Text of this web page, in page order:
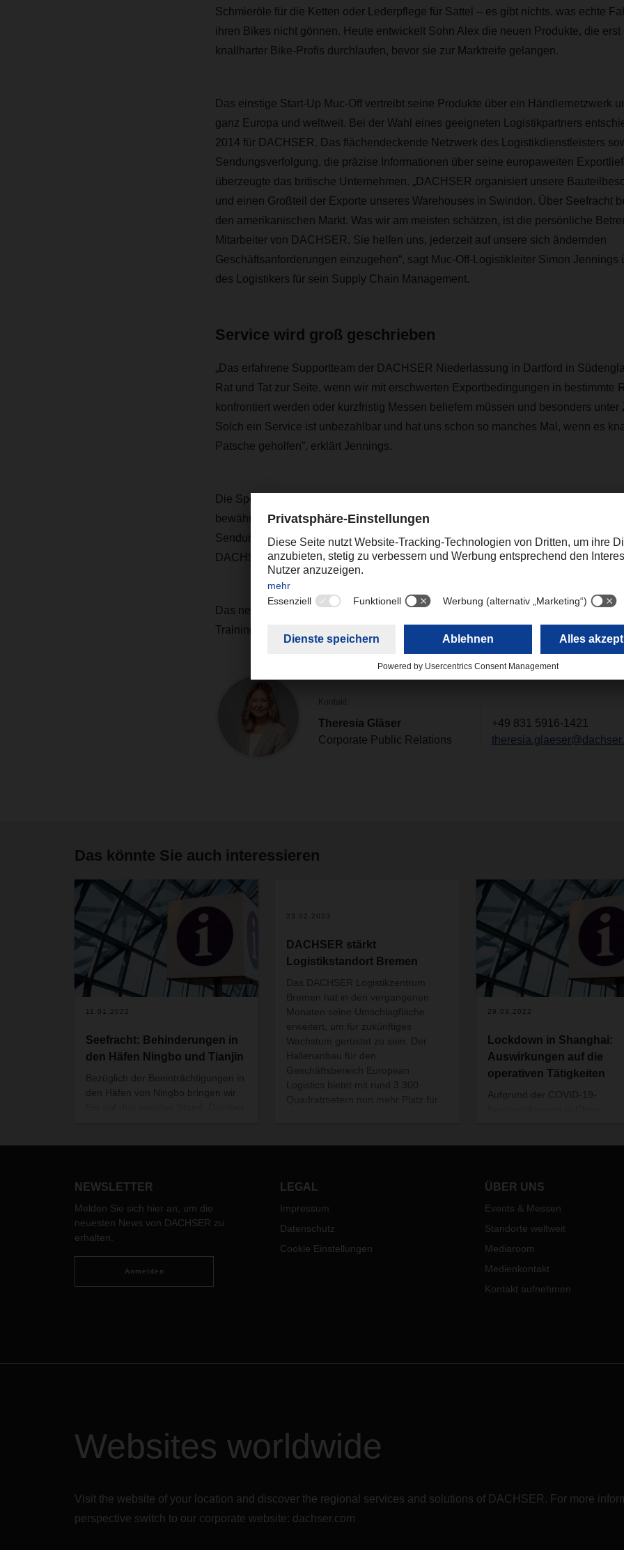
Schmieröle für die Ketten oder Lederpflege für Sattel – es gibt nichts, was echte
ihren Bikes nicht gönnen. Heute entwickelt Sohn Alex die neuen Produkte, die erst
knallharter Bike-Profis durchlaufen, bevor sie zur Marktreife gelangen.
Das einstige Start-Up Muc-Off vertreibt seine Produkte über ein Händlernetzwerk
ganz Europa und weltweit. Bei der Wahl eines geeigneten Logistikpartners
2014 für DACHSER. Das flächendeckende Netzwerk des Logistikdienstleisters
Sendungsverfolgung, die präzise Informationen über seine europaweiten
überzeugte das britische Unternehmen. „DACHSER organisiert unsere
und einen Großteil der Exporte unseres Warehouses in Swindon. Über Seefracht
den amerikanischen Markt. Was wir am meisten schätzen, ist die persönliche
Mitarbeiter von DACHSER. Sie helfen uns, jederzeit auf unsere sich ändernden
Geschäftsanforderungen einzugehen“, sagt Muc-Off-Logistikleiter Simon Jennings
des Logistikers für sein Supply Chain Management.
Service wird groß geschrieben
„Das erfahrene Supportteam der DACHSER Niederlassung in Dartford in
Rat und Tat zur Seite, wenn wir mit erschwerten Exportbedingungen in bestimmte
konfrontiert werden oder kurzfristig Messen beliefern müssen und besonders unter
Solch ein Service ist unbezahlbar und hat uns schon so manches Mal, wenn es
Patsche geholfen”, erklärt Jennings.
Die Speditionssoftware Domino, die DACHSER selbst entwickelt hat, hat sich als
bewährt. Das System ist deshalb so präzise, weil es an jedem Punkt der von
Sendungsroute eingesetzt wird. „Einer der wichtigsten Aspekte der
DACHSER ist für uns der elektronische Ablieferbeleg“, lobt Jennings die Vorzüge
Das neueste gemeinsame Projekt von DACHSER und Muc-Off sind gemeinsame
Trainings– so freuen sich Bikes auch weiterhin über pinke Power.
Theresia Gläser
Corporate Public Relations
+49 831 5916-1421
Das könnte Sie auch interessieren
11.01.2022
Seefracht: Behinderungen in
den Häfen Ningbo und Tianjin
Bezüglich der Beeinträchtigungen in
den Häfen von Ningbo bringen wir
23.02.2023
DACHSER stärkt
Logistikstandort Bremen
Das DACHSER Logistikzentrum
Bremen hat in den vergangenen
Monaten seine Umschlagfläche
erweitert, um für zukünftiges
Wachstum gerüstet zu sein. Der
Hallenanbau für den
Geschäftsbereich European
Logistics bietet mit rund 3.300
wurde die zusätzliche Fläche an der
29.03.2022
Lockdown in Shanghai:
Auswirkungen auf die
operativen Tätigkeiten
Aufgrund der COVID-19-
Überblick
Aufgrund der steigenden
COVID-19 Fällen in
28. März 2022, ab 5 Uhr
abgeriegelt, um die
öffentlicher Verkehrsmittel,
Schließung von
NEWSLETTER
Melden Sie sich hier an, um die
neuesten News von DACHSER zu
erhalten.
Anmelden
LEGAL
Impressum
Datenschutz
Cookie Einstellungen
ÜBER UNS
Events & Messen
Standorte weltweit
Mediaroom
Medienkontakt
Kontakt aufnehmen
Websites worldwide
Visit the website of your location and discover the regional services and solutions of DACHSER. For more
perspective switch to our corporate website: dachser.com